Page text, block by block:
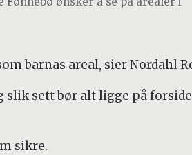
barnas areal, sier Nordahl
slik sett bør alt ligge på
sikre.